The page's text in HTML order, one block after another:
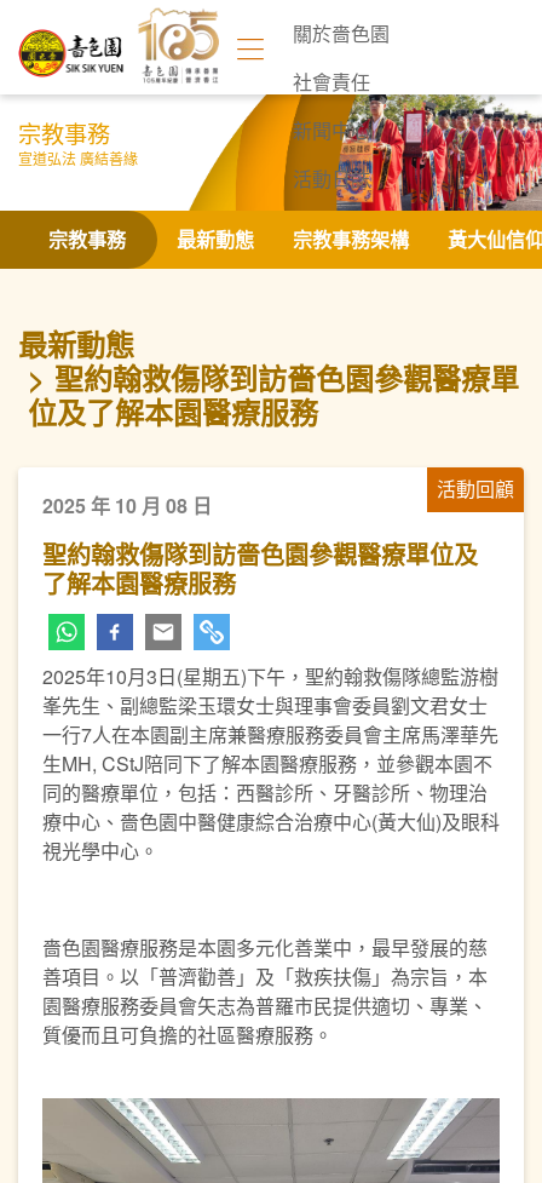
關於嗇色園
社會責任
新聞中心
活動日誌
聯絡我們
宗教事務
宣道弘法 廣結善緣
宗教事務 最新動態 宗教事務架構 黃大仙信
最新動態
聖約翰救傷隊到訪嗇色園參觀醫療單
位及了解本園醫療服務
活動回顧
2025 年 10 月 08 日
聖約翰救傷隊到訪嗇色園參觀醫療單位及
了解本園醫療服務
2025年10月3日(星期五)下午，聖約翰救傷隊總監游樹
峯先生、副總監梁玉環女士與理事會委員劉文君女士
一行7人在本園副主席兼醫療服務委員會主席馬澤華先
生MH, CStJ陪同下了解本園醫療服務，並參觀本園不
同的醫療單位，包括：西醫診所、牙醫診所、物理治
療中心、嗇色園中醫健康綜合治療中心(黃大仙)及眼科
視光學中心。
嗇色園醫療服務是本園多元化善業中，最早發展的慈
善項目。以「普濟勸善」及「救疾扶傷」為宗旨，本
園醫療服務委員會矢志為普羅市民提供適切、專業、
質優而且可負擔的社區醫療服務。